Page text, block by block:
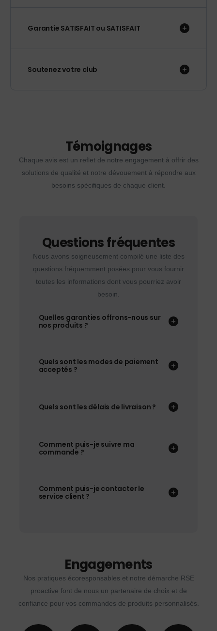
Garantie SATISFAIT ou SATISFAIT
Soutenez votre club
Témoignages
Chaque avis est un reflet de notre engagement à offrir des
solutions de qualité et notre dévouement à répondre aux
besoins spécifiques de chaque client.
Questions fréquentes
Nous avons soigneusement compilé une liste des
questions fréquemment posées pour vous fournir
toutes les informations dont vous pourriez avoir
besoin.
Quelles garanties offrons-nous sur
nos produits ?
Quels sont les modes de paiement
acceptés ?
Quels sont les délais de livraison ?
Comment puis-je suivre ma
commande ?
Comment puis-je contacter le
service client ?
Engagements
Nos pratiques écoresponsables et notre démarche RSE
proactive font de nous un partenaire de choix et de
confiance pour vos commandes de produits personnalisés.